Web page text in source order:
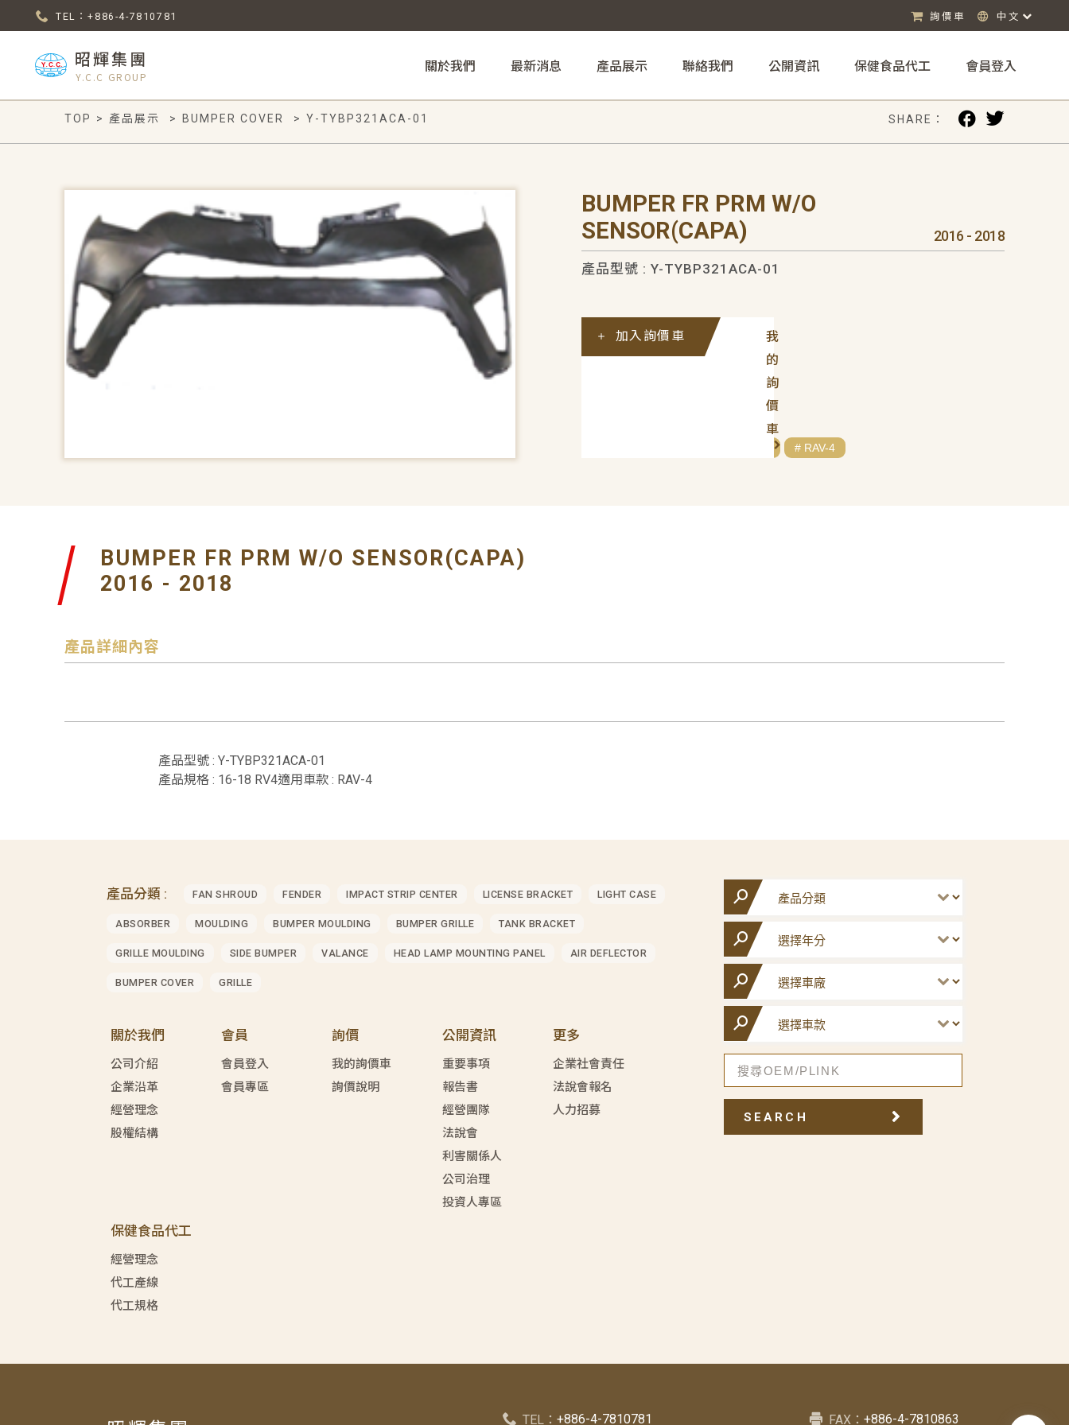
TEL：+886-4-7810781 詢價車 中文
昭輝集團
Y.C.C GROUP
關於我們 最新消息 產品展示 聯絡我們 公開資訊 保健食品代工 會員登入
TOP > 產品展示 > BUMPER COVER > Y-TYBP321ACA-01 SHARE：
BUMPER FR PRM W/O
SENSOR(CAPA)
2016 - 2018
產品型號 : Y-TYBP321ACA-01
我
的
詢
價
車
加入詢價車
# RAV-4
BUMPER FR PRM W/O SENSOR(CAPA)
2016 - 2018
產品詳細內容
產品型號 : Y-TYBP321ACA-01
產品規格 : 16-18 RV4適用車款 : RAV-4
產品分類 : FAN SHROUD FENDER IMPACT STRIP CENTER LICENSE BRACKET LIGHT CASE
ABSORBER MOULDING BUMPER MOULDING BUMPER GRILLE TANK BRACKET
GRILLE MOULDING SIDE BUMPER VALANCE HEAD LAMP MOUNTING PANEL AIR DEFLECTOR
BUMPER COVER GRILLE
關於我們
公司介紹
企業沿革
經營理念
股權結構
會員
會員登入
會員專區
詢價
我的詢價車
詢價說明
公開資訊
重要事項
報告書
經營團隊
法說會
利害關係人
公司治理
投資人專區
更多
企業社會責任
法說會報名
人力招募
保健食品代工
經營理念
代工產線
代工規格
SEARCH
TEL： +886-4-7810781 FAX：+886-4-7810863